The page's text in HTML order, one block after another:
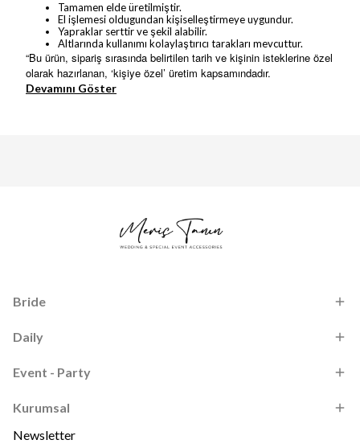
Tamamen elde üretilmiştir.
El işlemesi oldugundan kişiselleştirmeye uygundur.
Yapraklar serttir ve şekil alabilir.
Altlarında kullanımı kolaylaştırıcı tarakları mevcuttur.
“Bu ürün, sipariş sırasında belirtilen tarih ve kişinin isteklerine özel
olarak hazırlanan, ‘kişiye özel’ üretim kapsamındadır.
Devamını Göster
Bride
Daily
Event - Party
Kurumsal
Newsletter